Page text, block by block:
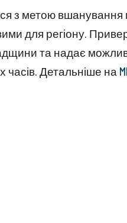
з метою вшанування
для регіону.
та надає
часів. Детальніше на